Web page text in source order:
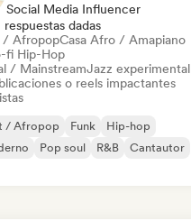
Social Media Influencer
respuestas dadas
/ AfropopCasa Afro / Amapiano
fi Hip-Hop
/ MainstreamJazz experimental
o reels impactantes
/ Afropop Funk
Hip-hop
Pop soul R&B
Cantautor